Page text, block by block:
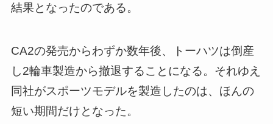
結果となったのである。
CA2の発売からわずか数年後、トーハツは倒産
し2輪車製造から撤退することになる。それゆえ
同社がスポーツモデルを製造したのは、ほんの
短い期間だけとなった。